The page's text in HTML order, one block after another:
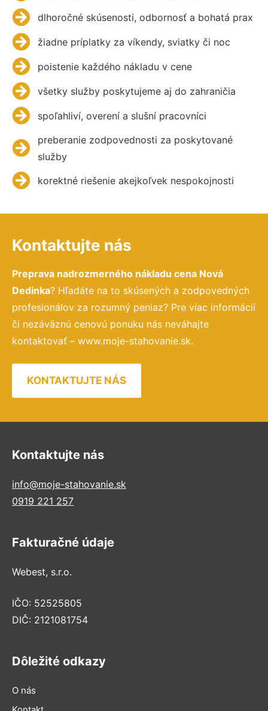
dlhoročné skúsenosti, odbornosť a bohatá prax
žiadne príplatky za víkendy, sviatky či noc
poistenie každého nákladu v cene
všetky služby poskytujeme aj do zahraničia
spoľahliví, overení a slušní pracovníci
preberanie zodpovednosti za poskytované
služby
korektné riešenie akejkoľvek nespokojnosti
Kontaktujte nás
Preprava nadrozmerného nákladu cena Nová
Dedinka? Hľadáte na to skúsených a zodpovedných
profesionálov za rozumný peniaz? Pre viac informácií
či nezáväznú cenovú ponuku nás neváhajte
kontaktovať – www.moje-stahovanie.sk.
KONTAKTUJTE NÁS
Kontaktujte nás
info@moje-stahovanie.sk
0919 221 257
Fakturačné údaje
Webest, s.r.o.
IČO: 52525805
DIČ: 2121081754
Dôležité odkazy
O nás